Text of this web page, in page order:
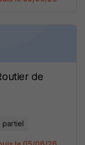
de
partiel